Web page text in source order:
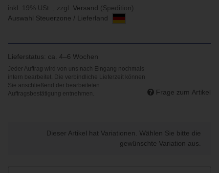
inkl. 19% USt. , zzgl. Versand (Spedition)
Auswahl Steuerzone / Lieferland
Lieferstatus: ca. 4–6 Wochen
Frage zum Artikel
Dieser Artikel hat Variationen. Wählen Sie bitte die
gewünschte Variation aus.